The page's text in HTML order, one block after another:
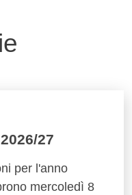
27
per l'anno
mercoledì 8